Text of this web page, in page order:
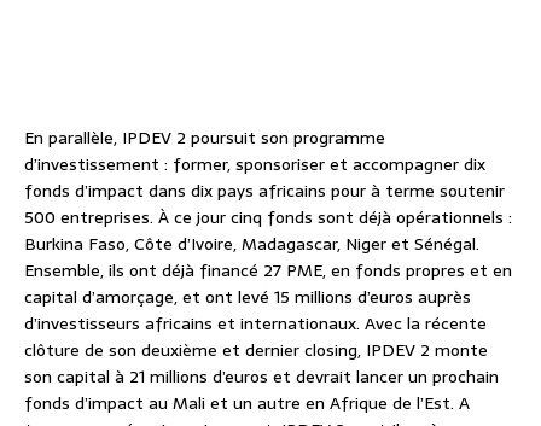
En parallèle, IPDEV 2 poursuit son programme
d’investissement : former, sponsoriser et accompagner dix
fonds d’impact dans dix pays africains pour à terme soutenir
500 entreprises. À ce jour cinq fonds sont déjà opérationnels :
Burkina Faso, Côte d’Ivoire, Madagascar, Niger et Sénégal.
Ensemble, ils ont déjà financé 27 PME, en fonds propres et en
capital d’amorçage, et ont levé 15 millions d’euros auprès
d’investisseurs africains et internationaux. Avec la récente
clôture de son deuxième et dernier closing, IPDEV 2 monte
son capital à 21 millions d’euros et devrait lancer un prochain
fonds d’impact au Mali et un autre en Afrique de l’Est. A